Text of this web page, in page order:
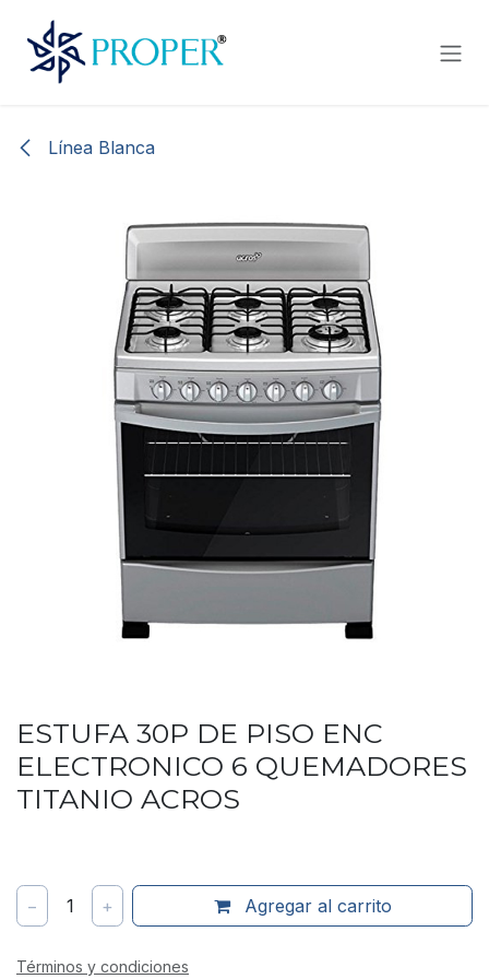
Línea Blanca
ESTUFA 30P DE PISO ENC
ELECTRONICO 6 QUEMADORES
TITANIO ACROS
− 1 + Agregar al carrito
Términos y condiciones